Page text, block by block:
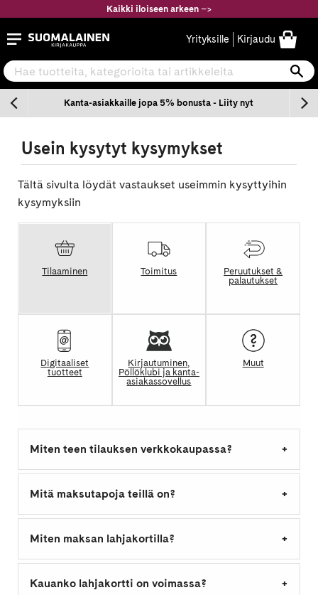
Kaikki iloiseen arkeen –>
Suomalainen.com
Hae tuotteita, kategorioita tai artikkeleita
Yrityksille Kirjaudu
Kanta-asiakkaille jopa 5% bonusta - Liity nyt
Usein kysytyt kysymykset
Tältä sivulta löydät vastaukset useimmin kysyttyihin
kysymyksiin
Tilaaminen Toimitus
Peruutukset &
palautukset
Digitaaliset
tuotteet
Kirjautuminen,
Pöllöklubi ja kanta-
asiakassovellus
Muut
Miten teen tilauksen verkkokaupassa?
Mitä maksutapoja teillä on?
Miten maksan lahjakortilla?
Kauanko lahjakortti on voimassa?